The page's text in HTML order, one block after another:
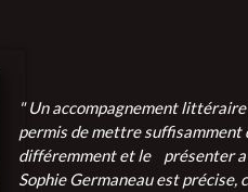
" Un accompagnement
permis de mettre
différemment et le présenter
Sophie Germaneau est précise,